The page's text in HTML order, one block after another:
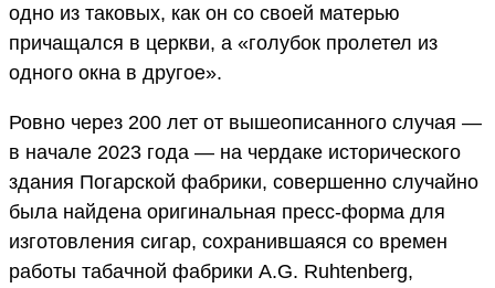
одно из таковых, как он со своей матерью
причащался в церкви, а «голубок пролетел из
одного окна в другое».
Ровно через 200 лет от вышеописанного случая —
в начале 2023 года — на чердаке исторического
здания Погарской фабрики, совершенно случайно
была найдена оригинальная пресс-форма для
изготовления сигар, сохранившаяся со времен
работы табачной фабрики A.G. Ruhtenberg,